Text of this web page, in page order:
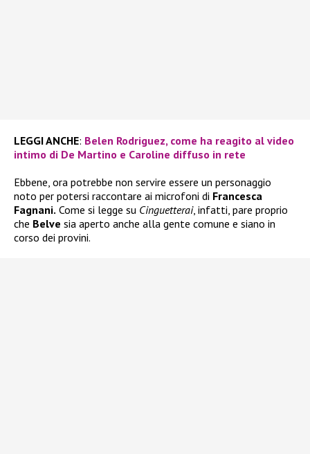
LEGGI ANCHE: Belen Rodriguez, come ha reagito al video
intimo di De Martino e Caroline diffuso in rete
Ebbene, ora potrebbe non servire essere un personaggio
noto per potersi raccontare ai microfoni di Francesca
Fagnani. Come si legge su Cinguetterai, infatti, pare proprio
che Belve sia aperto anche alla gente comune e siano in
corso dei provini.